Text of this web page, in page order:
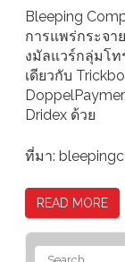
Bleeping
การแพร่กระจา
งมัลแวร์กลุ่มโ
เดียวกับ
Dridex ด้วย
ที่มา:
READ MORE